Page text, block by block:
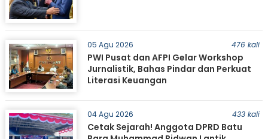
05 Agu 2026 476 kali
PWI Pusat dan AFPI Gelar Workshop
Jurnalistik, Bahas Pindar dan Perkuat
Literasi Keuangan
04 Agu 2026 433 kali
Cetak Sejarah! Anggota DPRD Batu